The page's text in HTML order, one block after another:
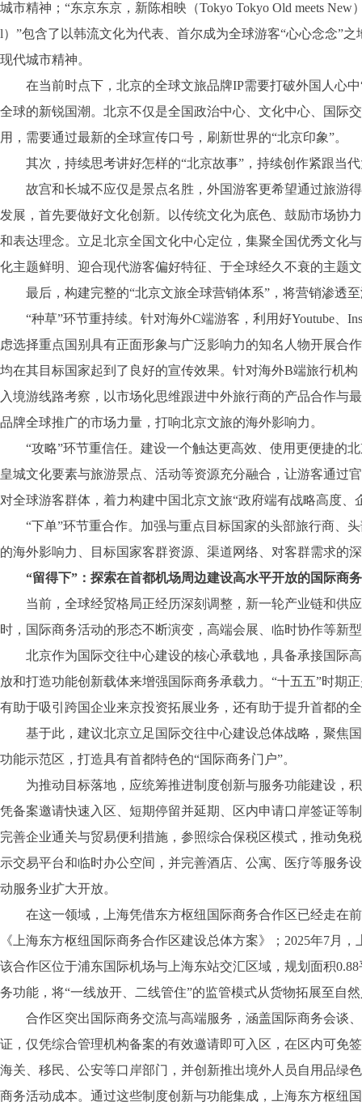
城市精神；“东京东京，新陈相映（Tokyo Tokyo Old meets
l）”包含了以韩流文化为代表、首尔成为全球游客“心心念念”
现代城市精神。
在当前时点下，北京的全球文旅品牌IP需要打破外国人心中
全球的新锐国潮。北京不仅是全国政治中心、文化中心、国际
用，需要通过最新的全球宣传口号，刷新世界的“北京印象”。
其次，持续思考讲好怎样的“北京故事”，持续创作紧跟当代
故宫和长城不应仅是景点名胜，外国游客更希望通过旅游得
发展，首先要做好文化创新。以传统文化为底色、鼓励市场协
和表达理念。立足北京全国文化中心定位，集聚全国优秀文化
化主题鲜明、迎合现代游客偏好特征、于全球经久不衰的主题
最后，构建完整的“北京文旅全球营销体系”，将营销渗透至
“种草”环节重持续。针对海外C端游客，利用好Youtube、
虑选择重点国别具有正面形象与广泛影响力的知名人物开展合
均在其目标国家起到了良好的宣传效果。针对海外B端旅行机
入境游线路考察，以市场化思维跟进中外旅行商的产品合作与
品牌全球推广的市场力量，打响北京文旅的海外影响力。
“攻略”环节重信任。建设一个触达更高效、使用更便捷的北
皇城文化要素与旅游景点、活动等资源充分融合，让游客通过
对全球游客群体，着力构建中国北京文旅“政府端有战略高度
“下单”环节重合作。加强与重点目标国家的头部旅行商、头
的海外影响力、目标国家客群资源、渠道网络、对客群需求的
“留得下”：探索在首都机场周边建设高水平开放的国际商
当前，全球经贸格局正经历深刻调整，新一轮产业链和供应
时，国际商务活动的形态不断演变，高端会展、临时协作等新
北京作为国际交往中心建设的核心承载地，具备承接国际高
放和打造功能创新载体来增强国际商务承载力。“十五五”时期
有助于吸引跨国企业来京投资拓展业务，还有助于提升首都的
基于此，建议北京立足国际交往中心建设总体战略，聚焦国
功能示范区，打造具有首都特色的“国际商务门户”。
为推动目标落地，应统筹推进制度创新与服务功能建设，积
凭备案邀请快速入区、短期停留并延期、区内申请口岸签证等
完善企业通关与贸易便利措施，参照综合保税区模式，推动免
示交易平台和临时办公空间，并完善酒店、公寓、医疗等服务
动服务业扩大开放。
在这一领域，上海凭借东方枢纽国际商务合作区已经走在前
《上海东方枢纽国际商务合作区建设总体方案》；2025年7月
该合作区位于浦东国际机场与上海东站交汇区域，规划面积
务功能，将“一线放开、二线管住”的监管模式从货物拓展至自
合作区突出国际商务交流与高端服务，涵盖国际商务会谈、
证，仅凭综合管理机构备案的有效邀请即可入区，在区内可免
海关、移民、公安等口岸部门，并创新推出境外人员自用品绿
商务活动成本。通过这些制度创新与功能集成，上海东方枢纽